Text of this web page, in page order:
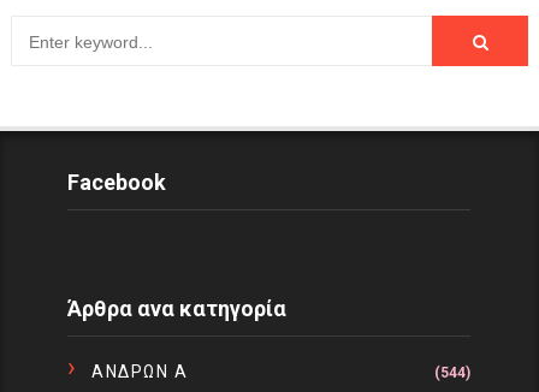
Facebook
Άρθρα ανα κατηγορία
ΑΝΔΡΩΝ Α (544)